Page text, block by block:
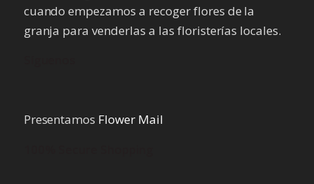
cuando empezamos a recoger flores de la
granja para venderlas a las floristerías locales.
Presentamos Flower Mail